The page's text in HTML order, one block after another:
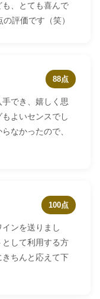
、とても喜んで
評価です（笑）
88点
でき、嬉しく思
よいセンスでし
なかったので、
100点
ンを送りまし
して利用する方
ちんと応えて下